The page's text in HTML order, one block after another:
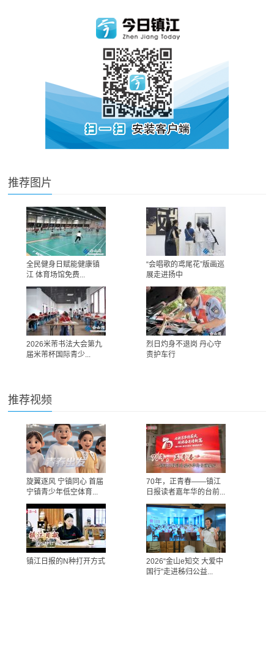
推荐图片
全民健身日赋能健康镇
江 体育场馆免费...
“会唱歌的鸢尾花”版画巡
展走进扬中
2026米芾书法大会第九
届米芾杯国际青少...
烈日灼身不退岗 丹心守
责护车行
推荐视频
旋翼逐风 宁镇同心 首届
宁镇青少年低空体育...
70年，正青春——镇江
日报读者嘉年华的台前...
镇江日报的N种打开方式
2026“金山e知交 大爱中
国行”走进秭归公益...